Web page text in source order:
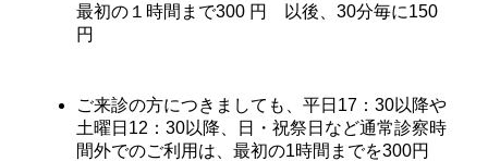
最初の１時間まで300 円 以後、30分毎に150
円
ご来診の方につきましても、平日17：30以降や
土曜日12：30以降、日・祝祭日など通常診察時
間外でのご利用は、最初の1時間までを300円